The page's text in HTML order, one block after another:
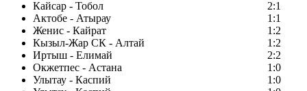
Кайсар - Тобол
2:1
Актобе - Атырау
1:1
Женис - Кайрат
1:2
Кызыл-Жар СК - Алтай
1:2
Иртыш - Елимай
2:2
Окжетпес - Астана
1:0
Улытау - Каспий
1:0